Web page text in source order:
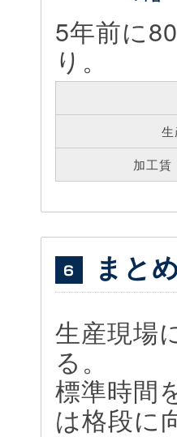
5年前に
り。
加工賃
まと
生産現場
る。
標準時間
は格段に